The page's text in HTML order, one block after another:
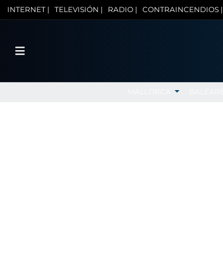
INTERNET | TELEVISIÓN | RADIO | CONTRAINCENDIOS |